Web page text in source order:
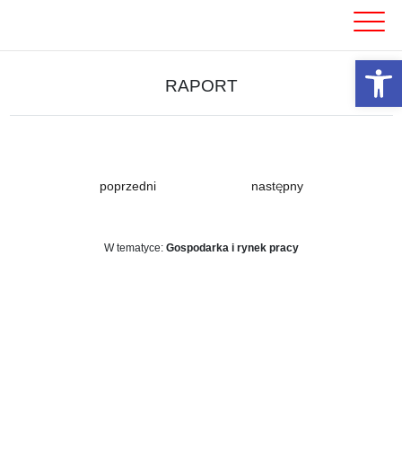
RAPORT
poprzedni następny
W tematyce: Gospodarka i rynek pracy